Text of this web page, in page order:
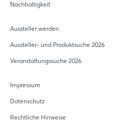
Nachhaltigkeit
Aussteller werden
Aussteller- und Produktsuche 2026
Veranstaltungssuche 2026
Impressum
Datenschutz
Rechtliche Hinweise